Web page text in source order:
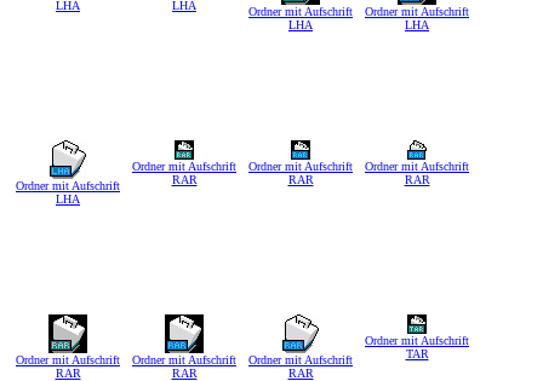
LHA
LHA
Ordner mit Aufschrift
LHA
Ordner mit Aufschrift
LHA
Ordner mit Aufschrift
LHA
Ordner mit Aufschrift
RAR
Ordner mit Aufschrift
RAR
Ordner mit Aufschrift
RAR
Ordner mit Aufschrift
RAR
Ordner mit Aufschrift
RAR
Ordner mit Aufschrift
RAR
Ordner mit Aufschrift
TAR